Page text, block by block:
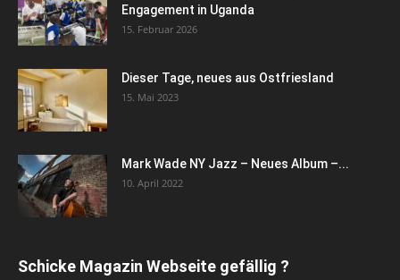
Engagement in Uganda
15. Februar 2026
Dieser Tage, neues aus Ostfriesland
15. Mai 2023
Mark Wade NY Jazz – Neues Album –...
10. April 2022
Schicke Magazin Webseite gefällig ?